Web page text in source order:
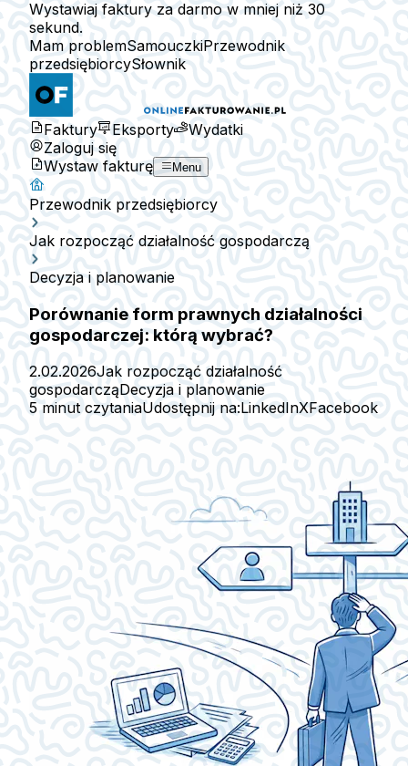
Wystawiaj faktury za darmo w mniej niż 30
sekund.
Mam problemSamouczkiPrzewodnik
przedsiębiorcySłownik
Faktury Eksporty
Wydatki
Zaloguj się
Wystaw fakturę
Menu
Przewodnik przedsiębiorcy
Jak rozpocząć działalność gospodarczą
Decyzja i planowanie
Porównanie form prawnych działalności
gospodarczej: którą wybrać?
2.02.2026Jak rozpocząć działalność
gospodarcząDecyzja i planowanie
5 minut czytaniaUdostępnij na:LinkedInXFacebook